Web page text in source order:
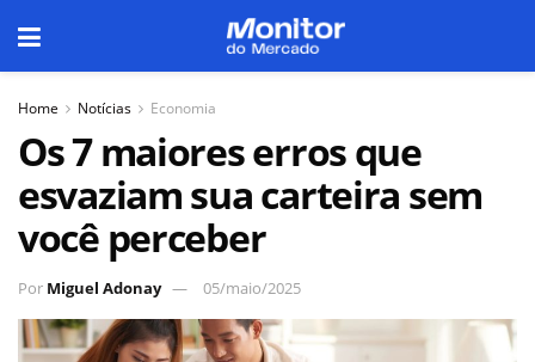
Home Notícias Economia
Os 7 maiores erros que
esvaziam sua carteira sem
você perceber
Por Miguel Adonay 05/maio/2025